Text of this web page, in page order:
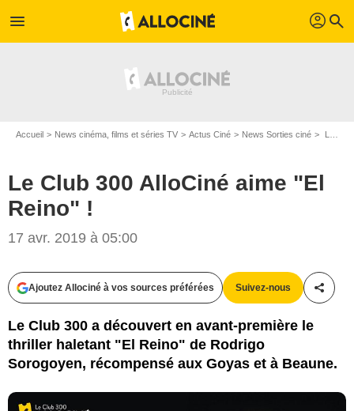
menu profil search
Accueil News cinéma, films et séries TV Actus Ciné News Sorties ciné Le Club 300 AlloCiné aime "El Reino" !
Le Club 300 AlloCiné aime "El
Reino" !
17 avr. 2019 à 05:00
Ajoutez Allociné à vos sources préférées Suivez-nous
Le Club 300 a découvert en avant-première le
thriller haletant "El Reino" de Rodrigo
Sorogoyen, récompensé aux Goyas et à Beaune.